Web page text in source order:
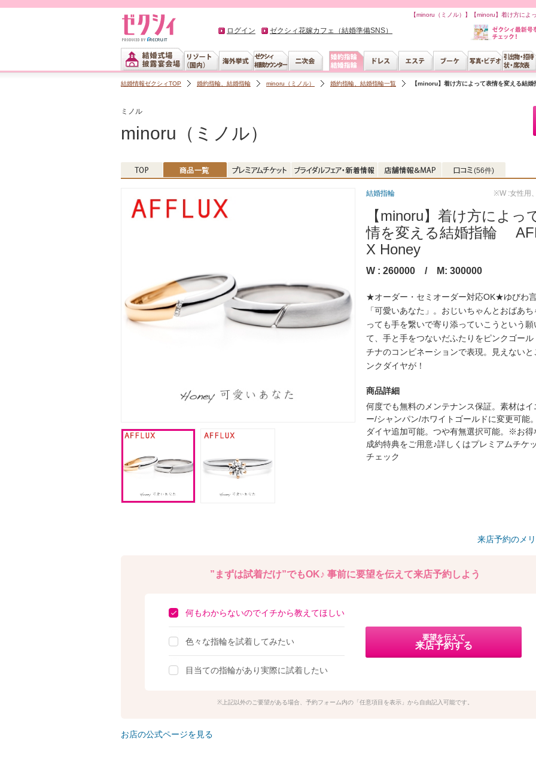
【minoru（ミノル）】【minoru】着け方に
ログイン ゼクシィ花嫁カフェ（結婚準備SNS）
結婚情報ゼクシィTOP 婚約指輪、結婚指輪 minoru（ミノル） 婚約指輪、結婚指輪一覧 【minoru】着け方によって表情を変える結
ミノル
minoru（ミノル）
(56件)
結婚指輪 ※W :女性用
【minoru】着け方によっ
情を変える結婚指輪
X Honey
W : 260000 / M: 300000
★オーダー・セミオーダー対応OK★ゆびわ
「可愛いあなた」。おじいちゃんとおばあ
っても手を繋いで寄り添っていこうという願
て、手と手をつないだふたりをピンクゴール
チナのコンビネーションで表現。見えないと
ンクダイヤが！
商品詳細
何度でも無料のメンテナンス保証。素材はイ
ー/シャンパン/ホワイトゴールドに変更可能
ダイヤ追加可能。つや有無選択可能。※お得
成約特典をご用意♪詳しくはプレミアムチケ
チェック
来店予約のメ
”まずは試着だけ”でもOK♪ 事前に要望を伝えて来店予約しよう
何もわからないのでイチから教えてほしい
色々な指輪を試着してみたい
目当ての指輪があり実際に試着したい
要望を伝えて
来店予約する
上記以外のご要望がある場合、予約フォーム内の「任意項目を表示」から自由記入可能です。
お店の公式ページを見る